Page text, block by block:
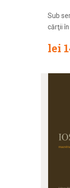
Sub
cărţii în
lei